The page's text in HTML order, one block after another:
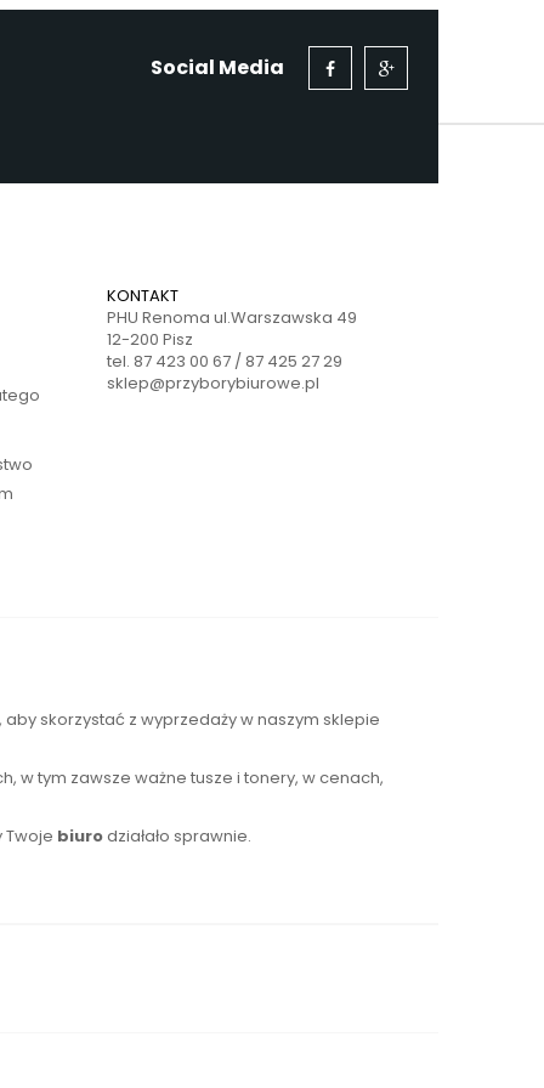
Social Media
KONTAKT
PHU Renoma ul.Warszawska 49
12-200 Pisz
tel. 87 423 00 67 / 87 425 27 29
sklep@przyborybiurowe.pl
skorzystać z wyprzedaży w naszym sklepie
w tym zawsze ważne tusze i tonery, w cenach,
biurodziałało sprawnie.